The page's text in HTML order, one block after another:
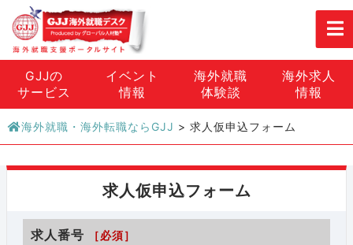
GJJの
サービス
イベント
情報
海外就職
体験談
海外求人
情報
海外就職・海外転職ならGJJ > 求人仮申込フォーム
求人仮申込フォーム
求人番号 ［必須］